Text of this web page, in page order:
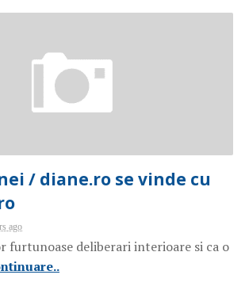
/ diane.ro se vinde cu
ago
furtunoase deliberari interioare si ca o